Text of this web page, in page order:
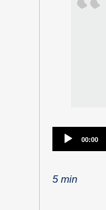
00:00
5 min